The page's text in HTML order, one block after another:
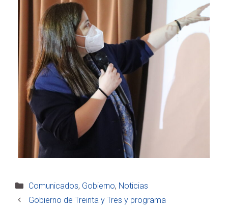
Categorías
Comunicados, Gobierno, Noticias
Gobierno de Treinta y Tres y programa